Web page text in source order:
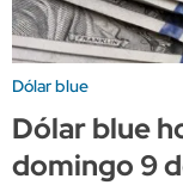
Dólar blue
Dólar blue
domingo 9